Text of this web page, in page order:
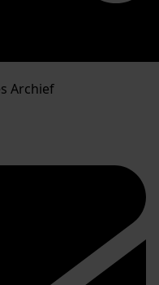
Archief